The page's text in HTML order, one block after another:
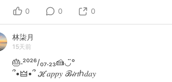
0 0 0
林柒月
15天前
🎂˗²⁰²⁶/₀₇.₂₃🍰◡̈°
՞•🜲•՞ ℋ𝑎𝑝𝑝𝑦 ℬ𝒾𝑟𝑡ℎ𝑑𝑎𝑦